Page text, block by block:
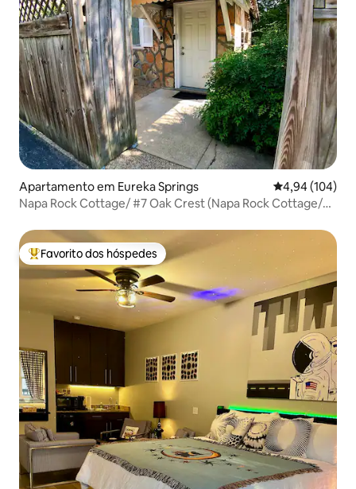
Apartamento em Eureka Springs Classificação
4,94 (104)
Napa Rock Cottage/ #7 Oak Crest (Napa Rock Cottage/
Favoritos dos hóspedes mais apreciados
Favorito dos hóspedes